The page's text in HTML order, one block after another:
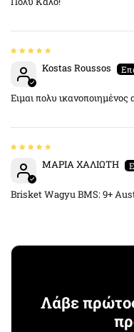
Kostas Roussos
Ειμαι πολυ ικανοποιημένος
ΜΑΡΙΑ ΧΑΛΙΩΤΗ
Brisket Wagyu BMS: 9+
Λάβε